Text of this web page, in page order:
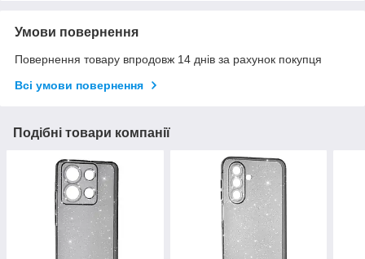
Умови повернення
Повернення товару впродовж 14 днів за рахунок покупця
Всі умови повернення
Подібні товари компанії